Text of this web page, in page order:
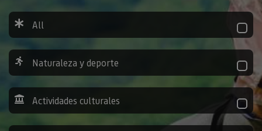
All
Naturaleza y deporte
Actividades culturales